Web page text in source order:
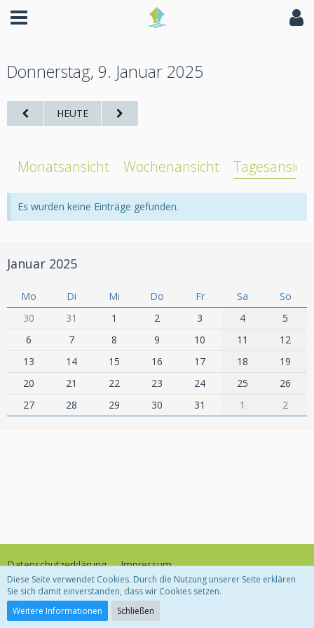
Donnerstag, 9. Januar 2025
HEUTE
Monatsansicht Wochenansicht Tagesansicht
Es wurden keine Einträge gefunden.
Januar 2025
Mo Di Mi Do Fr Sa
So
30
31 1 2 3 4
5
6
7 8 9 10 11
12
13
14 15 16 17 18
19
20
21 22 23 24 25
26
27
28 29 30 31 1 2
Datenschutzerklärung Impressum
Community-Software:
Diese Seite verwendet Cookies. Durch die Nutzung unserer Seite erklären
Sie sich damit einverstanden, dass wir Cookies setzen.
Weitere Informationen
Schließen